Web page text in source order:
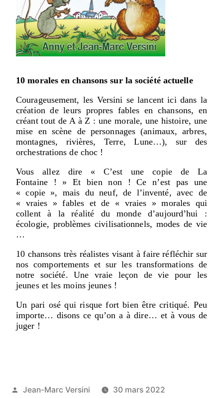
10 morales en chansons sur la société actuelle
Courageusement, les Versini se lancent ici dans la
création de leurs propres fables en chansons, en
créant tout de A à Z : une morale, une histoire, une
mise en scène de personnages (animaux, arbres,
montagnes, rivières, Terre, Lune…), sur des
orchestrations de choc !
Vous allez dire « C’est une copie de La
Fontaine ! » Et bien non ! Ce n’est pas une
« copie », mais du neuf, de l’inventé, avec de
« vraies » fables et de « vraies » morales qui
collent à la réalité du monde d’aujourd’hui :
écologie, problèmes civilisationnels, modes de vie
…
10 chansons très réalistes visant à faire réfléchir sur
nos comportements et sur les transformations de
notre société. Une vraie leçon de vie pour les
jeunes et les moins jeunes !
Un pari osé qui risque fort bien être critiqué. Peu
importe… disons ce qu’on a à dire… et à vous de
juger !
Jean-Marc Versini
30 mars 2022